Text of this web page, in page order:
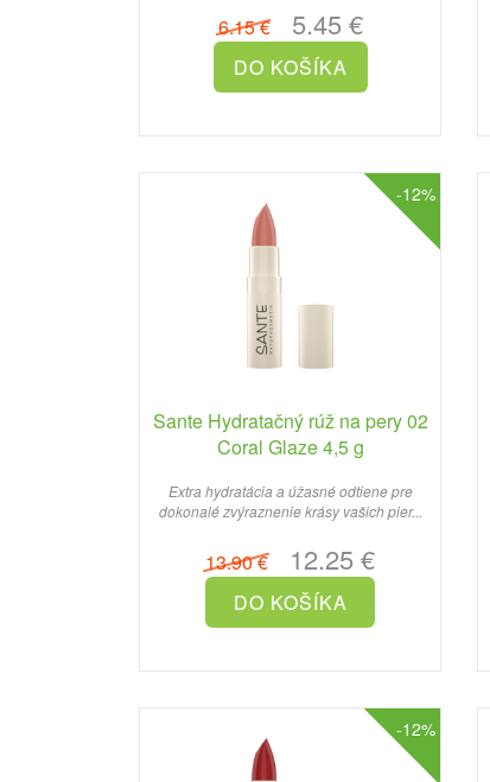
6.15 €5.45 €
-12%
Sante Hydratačný rúž na pery 02
Coral Glaze 4,5 g
Extra hydratácia a úžasné odtiene pre
dokonalé zvýraznenie krásy vašich pier...
13.90 €12.25 €
-12%